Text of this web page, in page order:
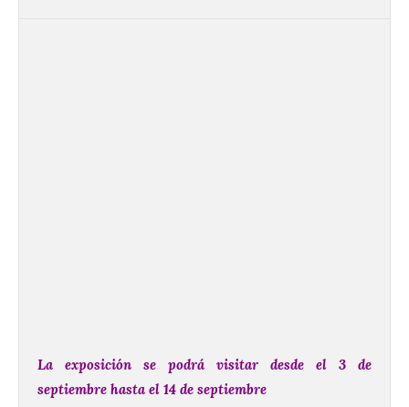
La exposición se podrá visitar desde el 3 de
septiembre hasta el 14 de septiembre